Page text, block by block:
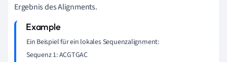
Ergebnis des Alignments.
Ein Beispiel für ein lokales Sequenzalignment:
Sequenz 1: ACGTGAC